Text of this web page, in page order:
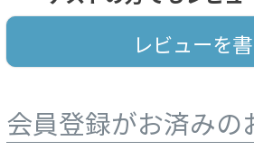
レビューを書
会員登録がお済みの